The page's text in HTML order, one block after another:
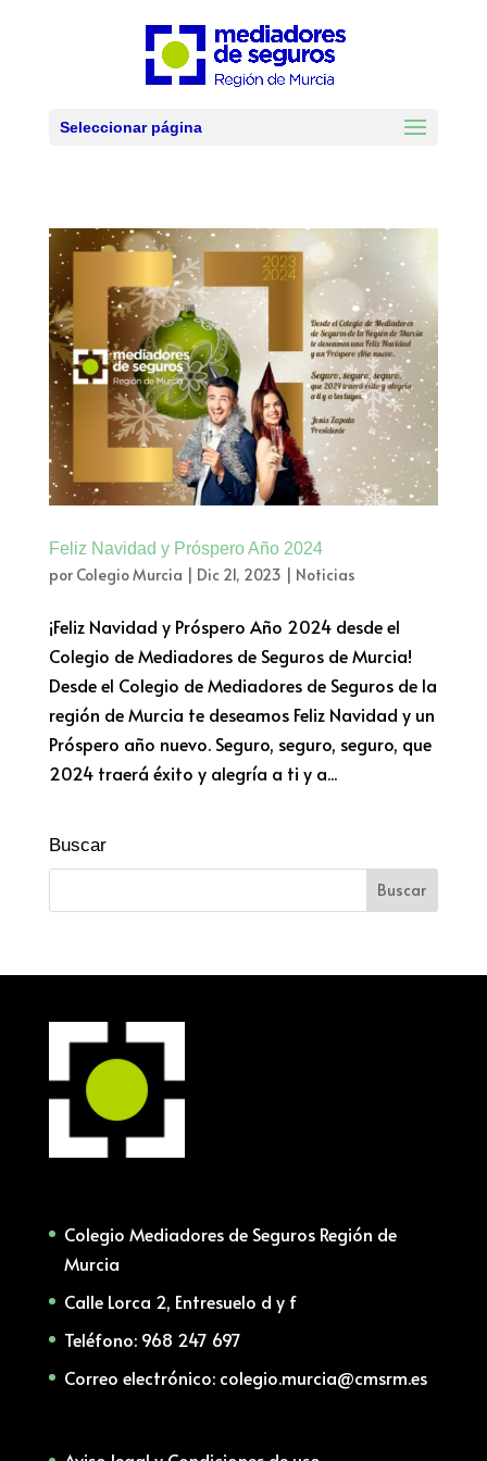
Seleccionar página
Feliz Navidad y Próspero Año 2024
por Colegio Murcia | Dic 21, 2023 | Noticias
¡Feliz Navidad y Próspero Año 2024 desde el
Colegio de Mediadores de Seguros de Murcia!
Desde el Colegio de Mediadores de Seguros de la
región de Murcia te deseamos Feliz Navidad y un
Próspero año nuevo. Seguro, seguro, seguro, que
2024 traerá éxito y alegría a ti y a...
Buscar
Colegio Mediadores de Seguros Región de
Murcia
Calle Lorca 2, Entresuelo d y f
Teléfono: 968 247 697
Correo electrónico: colegio.murcia@cmsrm.es